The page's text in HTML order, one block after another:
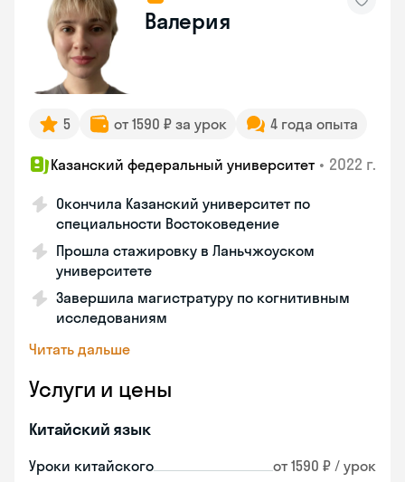
Валерия
5 от 1590 ₽ за урок 4 года опыта
Казанский федеральный университет • 2022 г.
Окончила Казанский университет по
специальности Востоковедение
Прошла стажировку в Ланьчжоуском
университете
Завершила магистратуру по когнитивным
исследованиям
Читать дальше
Услуги и цены
Китайский язык
Уроки китайского от 1590 ₽ / урок